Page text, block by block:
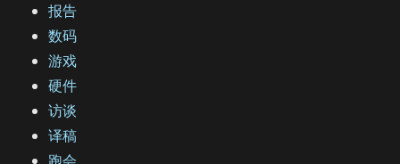
报告
数码
游戏
硬件
访谈
译稿
跑会